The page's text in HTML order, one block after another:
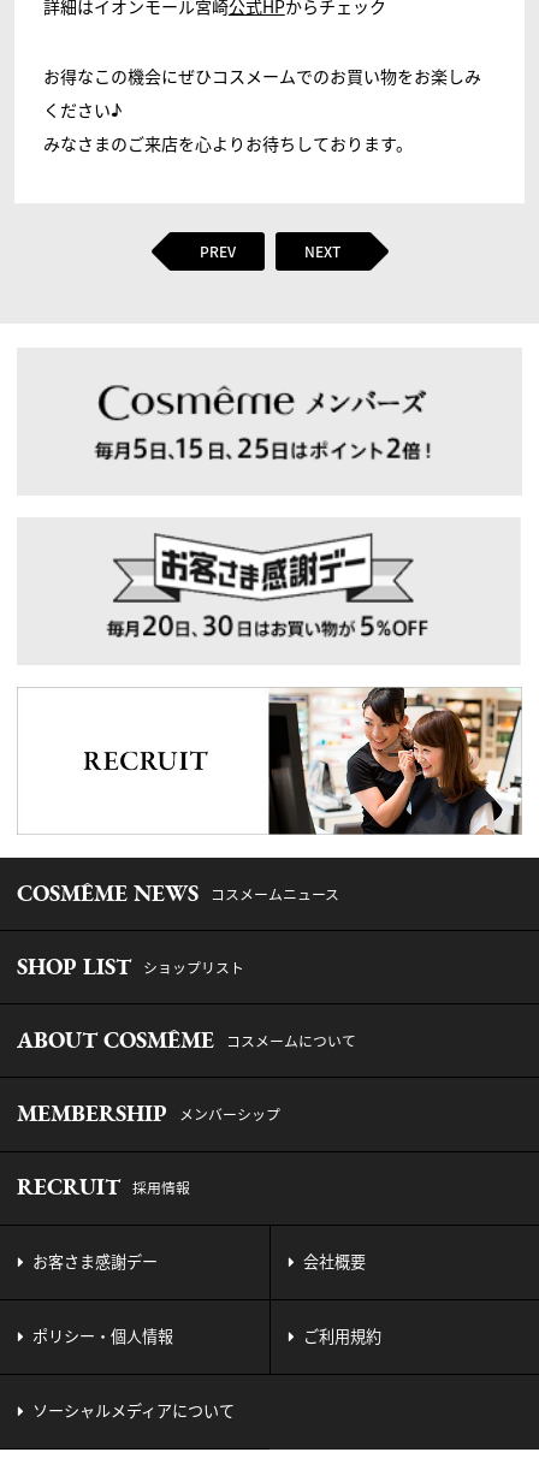
詳細はイオンモール宮崎公式HPからチェック
お得なこの機会にぜひコスメームでのお買い物をお楽しみ
ください♪
みなさまのご来店を心よりお待ちしております。
PREV NEXT
COSMÊME NEWS コスメームニュース
SHOP LIST ショップリスト
ABOUT COSMÊME コスメームについて
MEMBERSHIP メンバーシップ
RECRUIT 採用情報
お客さま感謝デー 会社概要
ポリシー・個人情報 ご利用規約
ソーシャルメディアについて